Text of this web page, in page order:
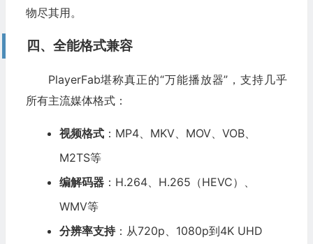
物尽其用。
四、全能格式兼容
PlayerFab堪称真正的“万能播放器”，支持几乎
所有主流媒体格式：
视频格式：MP4、MKV、MOV、VOB、
M2TS等
编解码器：H.264、H.265（HEVC）、
WMV等
分辨率支持：从720p、1080p到4K UHD